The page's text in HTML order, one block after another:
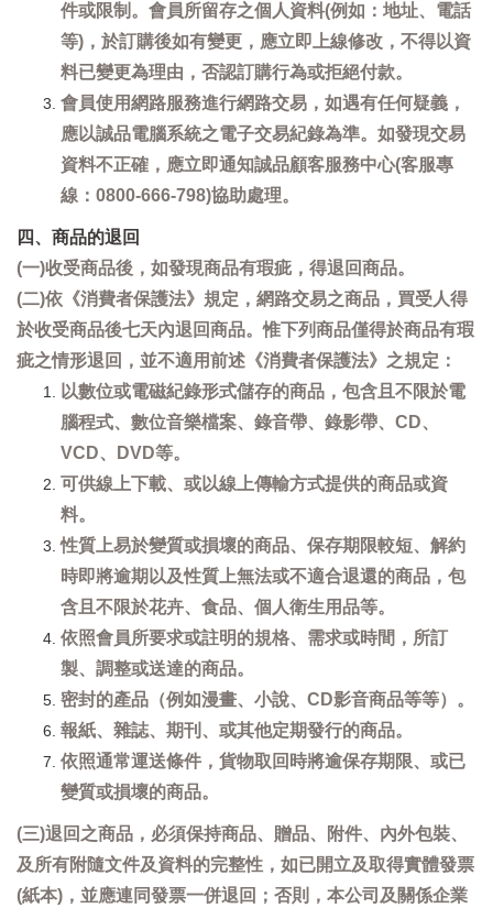
件或限制。會員所留存之個人資料(例如：地址、電話
等)，於訂購後如有變更，應立即上線修改，不得以資
料已變更為理由，否認訂購行為或拒絕付款。
會員使用網路服務進行網路交易，如遇有任何疑義，
應以誠品電腦系統之電子交易紀錄為準。如發現交易
資料不正確，應立即通知誠品顧客服務中心(客服專
線：0800-666-798)協助處理。
四、商品的退回
(一)收受商品後，如發現商品有瑕疵，得退回商品。
(二)依《消費者保護法》規定，網路交易之商品，買受人得
於收受商品後七天內退回商品。惟下列商品僅得於商品有瑕
疵之情形退回，並不適用前述《消費者保護法》之規定：
以數位或電磁紀錄形式儲存的商品，包含且不限於電
腦程式、數位音樂檔案、錄音帶、錄影帶、CD、
VCD、DVD等。
可供線上下載、或以線上傳輸方式提供的商品或資
料。
性質上易於變質或損壞的商品、保存期限較短、解約
時即將逾期以及性質上無法或不適合退還的商品，包
含且不限於花卉、食品、個人衛生用品等。
依照會員所要求或註明的規格、需求或時間，所訂
製、調整或送達的商品。
密封的產品（例如漫畫、小說、CD影音商品等等）。
報紙、雜誌、期刊、或其他定期發行的商品。
依照通常運送條件，貨物取回時將逾保存期限、或已
變質或損壞的商品。
(三)退回之商品，必須保持商品、贈品、附件、內外包裝、
及所有附隨文件及資料的完整性，如已開立及取得實體發票
(紙本)，並應連同發票一併退回；否則，本公司及關係企業